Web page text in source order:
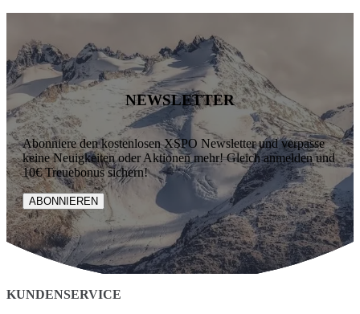
NEWSLETTER
Abonniere den kostenlosen XSPO Newsletter und verpasse
keine Neuigkeiten oder Aktionen mehr! Gleich anmelden und
10€ Treuebonus sichern!
ABONNIEREN
KUNDENSERVICE